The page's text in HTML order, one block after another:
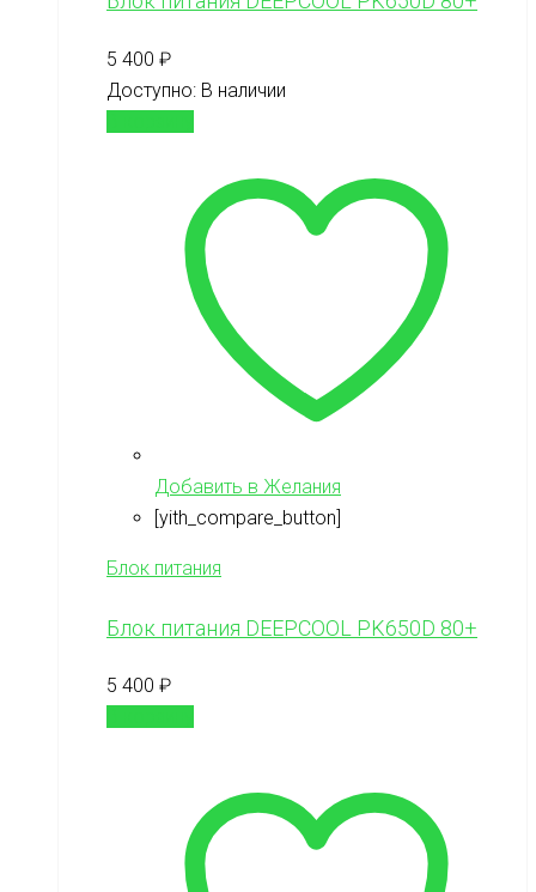
5 400 ₽
Доступно: В наличии
Добавить в Желания
[yith_compare_button]
Блок питания
Блок питания DEEPCOOL PK650D 80+
5 400 ₽